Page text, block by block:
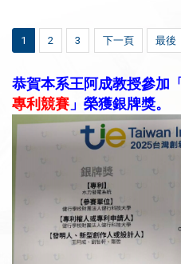
1 2 3 下一頁 最後
恭賀本系王阿成教授參加「
專利競賽 」榮獲銀牌獎。